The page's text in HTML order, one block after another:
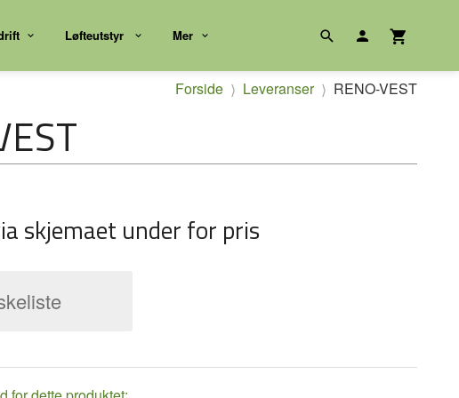
Løfteutstyr Mer
Forside Leveranser RENO-VEST
skjemaet under for pris